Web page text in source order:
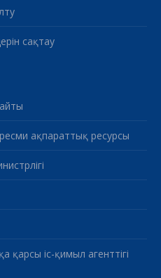
сақтау
ақпараттық ресурсы
іс-қимыл агенттігі